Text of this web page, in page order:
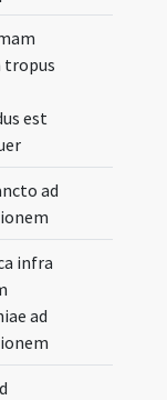
tropus
est
ad
infra
ad